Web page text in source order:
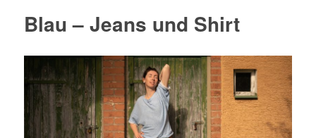
Blau – Jeans und Shirt